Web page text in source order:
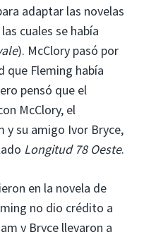
adaptar las novelas
cuales se había
). McClory pasó por
que Fleming había
pensó que el
McClory, el
su amigo Ivor Bryce,
Longitud 78 Oeste.
en la novela de
no dio crédito a
y Bryce llevaron a